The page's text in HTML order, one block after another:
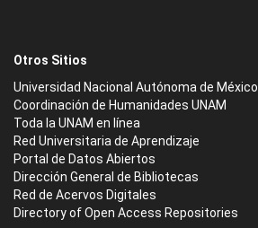
Otros Sitios
Universidad Nacional Autónoma de México
Coordinación de Humanidades UNAM
Toda la UNAM en línea
Red Universitaria de Aprendizaje
Portal de Datos Abiertos
Dirección General de Bibliotecas
Red de Acervos Digitales
Directory of Open Access Repositories